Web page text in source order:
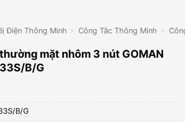
Điện Thông Minh › Công Tắc Thông Minh ›
mặt nhôm 3 nút GOMAN
B/G
B/G